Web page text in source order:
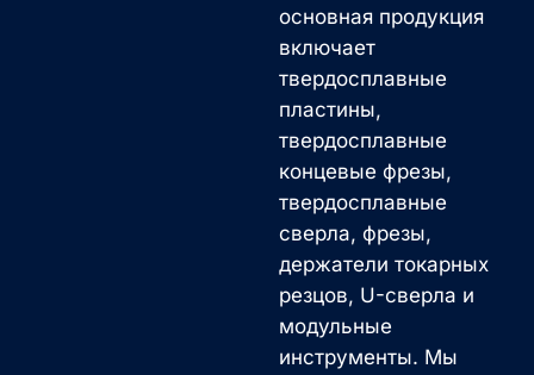
основная продукция
включает
твердосплавные
пластины,
твердосплавные
концевые фрезы,
твердосплавные
сверла, фрезы,
держатели токарных
резцов, U-сверла и
модульные
инструменты. Мы